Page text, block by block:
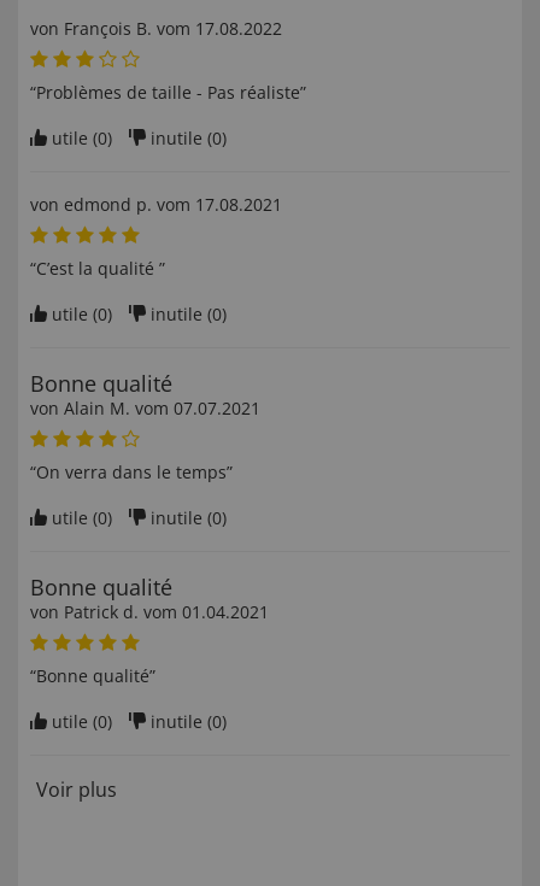
von François B. vom 17.08.2022
“Problèmes de taille - Pas réaliste”
utile (0) inutile (0)
von edmond p. vom 17.08.2021
“C’est la qualité ”
utile (0) inutile (0)
Bonne qualité
von Alain M. vom 07.07.2021
“On verra dans le temps”
utile (0) inutile (0)
Bonne qualité
von Patrick d. vom 01.04.2021
“Bonne qualité”
utile (0) inutile (0)
Voir plus